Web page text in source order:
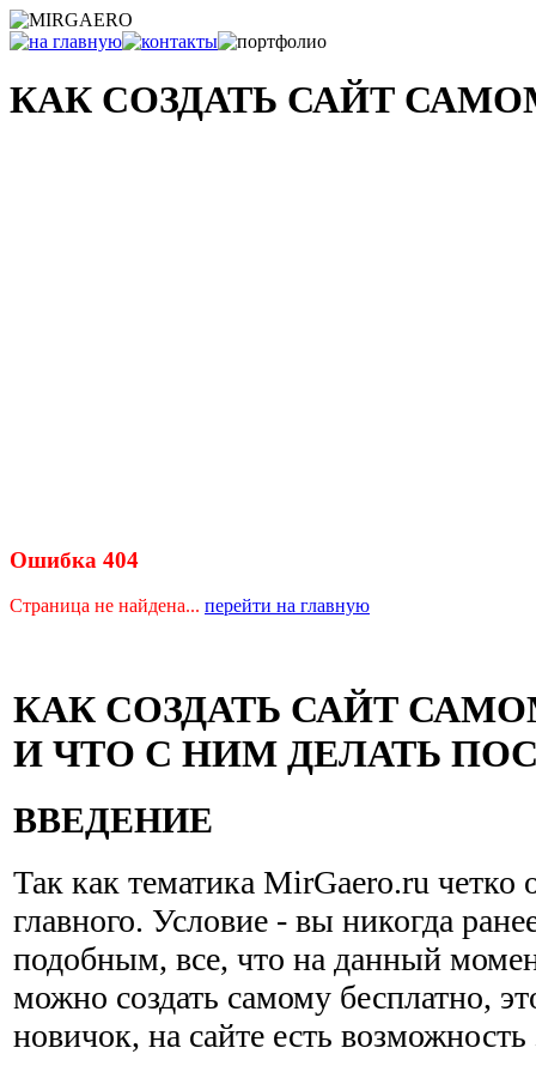
КАК СОЗДАТЬ САЙТ
Ошибка 404
Страница не найдена... перейти на главную
КАК СОЗДАТЬ САЙТ
И ЧТО С НИМ ДЕЛАТЬ
ВВЕДЕНИЕ
Так как тематика MirGaero.ru четко
главного. Условие - вы никогда
подобным, все, что на данный
можно создать самому бесплатно,
новичок, на сайте есть возможность